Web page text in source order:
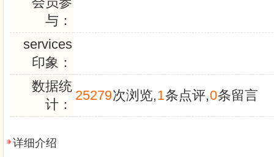
与：
services
印象：
数据统
计：
25279次浏览,1条点评,0条留言
详细介绍